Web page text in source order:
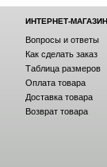
ИНТЕРНЕТ-МАГАЗИН
Вопросы и ответы
Как сделать заказ
Таблица размеров
Оплата товара
Доставка товара
Возврат товара